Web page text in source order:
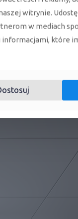
witrynie.
w mediach
informacjami, które